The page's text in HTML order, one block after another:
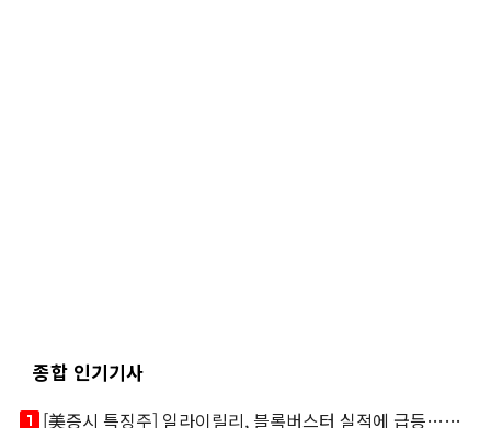
종합 인기기사
looks_one
[美증시 특징주] 일라이릴리, 블록버스터 실적에 급등…마운자로 매출 폭발